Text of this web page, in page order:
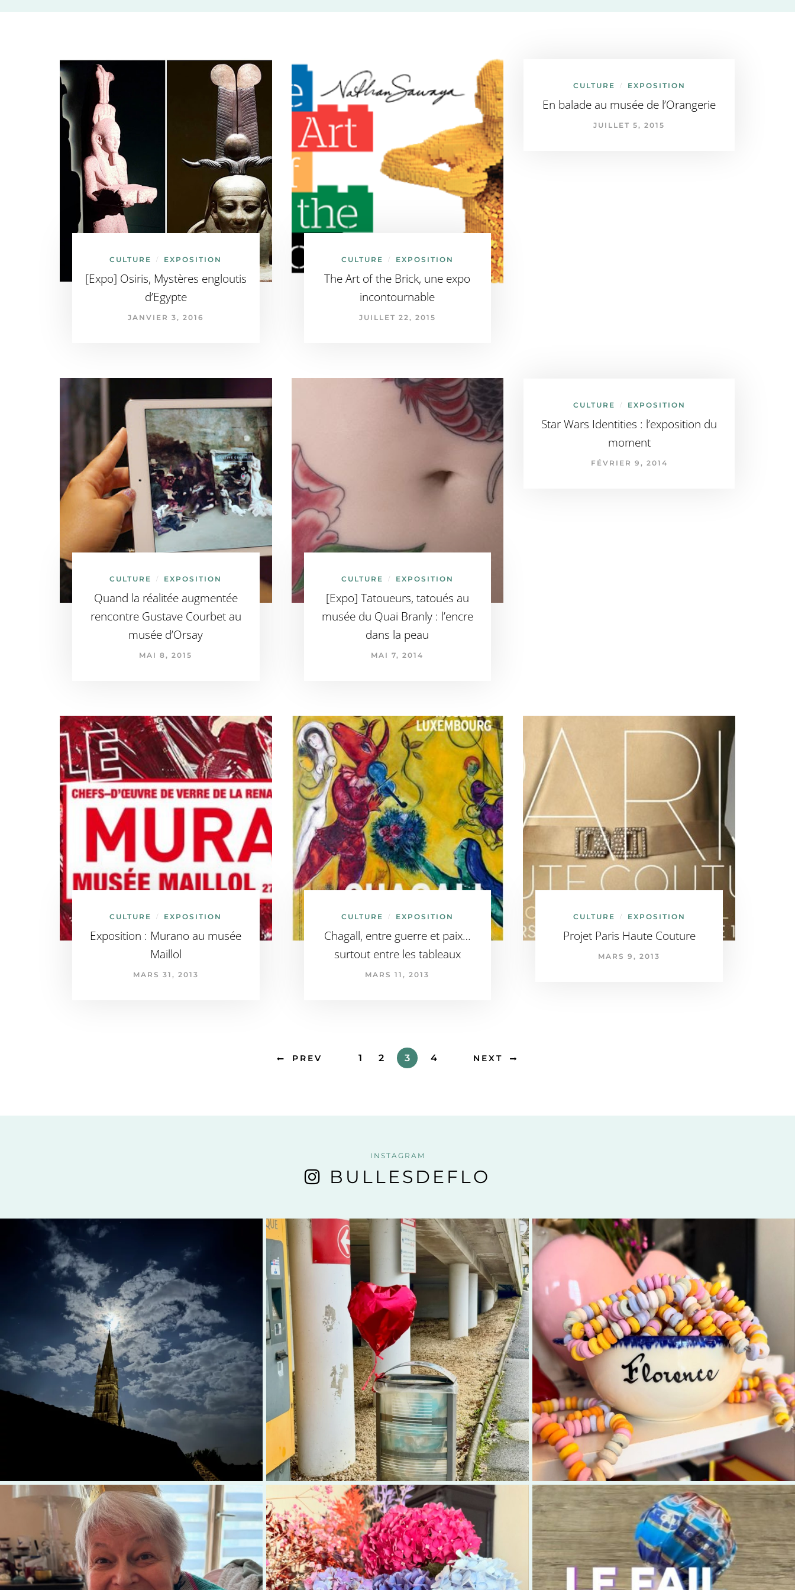
CULTURE / EXPOSITION
[Expo] Osiris, Mystères engloutis
d’Egypte
JANVIER 3, 2016
CULTURE / EXPOSITION
The Art of the Brick, une expo
incontournable
JUILLET 22, 2015
CULTURE / EXPOSITION
En balade au musée de l’Orangerie
JUILLET 5, 2015
CULTURE / EXPOSITION
Quand la réalitée augmentée
rencontre Gustave Courbet au
musée d’Orsay
MAI 8, 2015
CULTURE / EXPOSITION
[Expo] Tatoueurs, tatoués au
musée du Quai Branly : l’encre
dans la peau
MAI 7, 2014
CULTURE / EXPOSITION
Star Wars Identities : l’exposition du
moment
FÉVRIER 9, 2014
CULTURE / EXPOSITION
Exposition : Murano au musée
Maillol
MARS 31, 2013
CULTURE / EXPOSITION
Chagall, entre guerre et paix…
surtout entre les tableaux
MARS 11, 2013
CULTURE / EXPOSITION
Projet Paris Haute Couture
MARS 9, 2013
PREV 1 2 3 4 NEXT
INSTAGRAM
BULLESDEFLO